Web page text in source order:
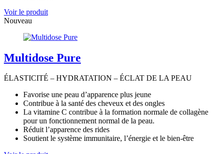
Voir le produit
Nouveau
Multidose Pure
ÉLASTICITÉ – HYDRATATION – ÉCLAT DE LA PEAU
Favorise une peau d’apparence plus jeune
Contribue à la santé des cheveux et des ongles
La vitamine C contribue à la formation normale de collagène
pour un fonctionnement normal de la peau.
Réduit l’apparence des rides
Soutient le système immunitaire, l’énergie et le bien-être